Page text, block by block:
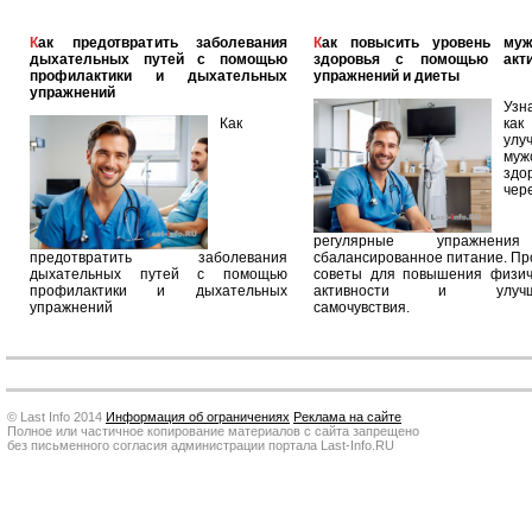
Как предотвратить заболевания
дыхательных путей с помощью
профилактики и дыхательных
упражнений
Как
предотвратить заболевания
дыхательных путей с помощью
профилактики и дыхательных
упражнений
Как повысить уровень мужского
здоровья с помощью
упражнений и диеты
как
регулярные
сбалансированное питание.
советы для повышения
активности и
самочувствия.
© Last Info 2014 Информация об ограничениях Реклама на сайте
Полное или частичное копирование материалов с сайта запрещено
без письменного согласия администрации портала Last-Info.RU